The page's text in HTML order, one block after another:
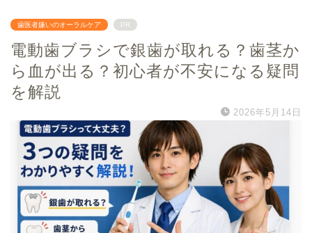
歯医者嫌いのオーラルケア PR
電動歯ブラシで銀歯が取れる？歯茎か
ら血が出る？初心者が不安になる疑問
を解説
2026年5月14日